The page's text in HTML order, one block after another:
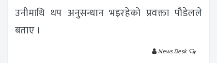
उनीमाथि थप अनुसन्धान भइरहेको प्रवक्ता पौडेलले
बताए ।
News Desk